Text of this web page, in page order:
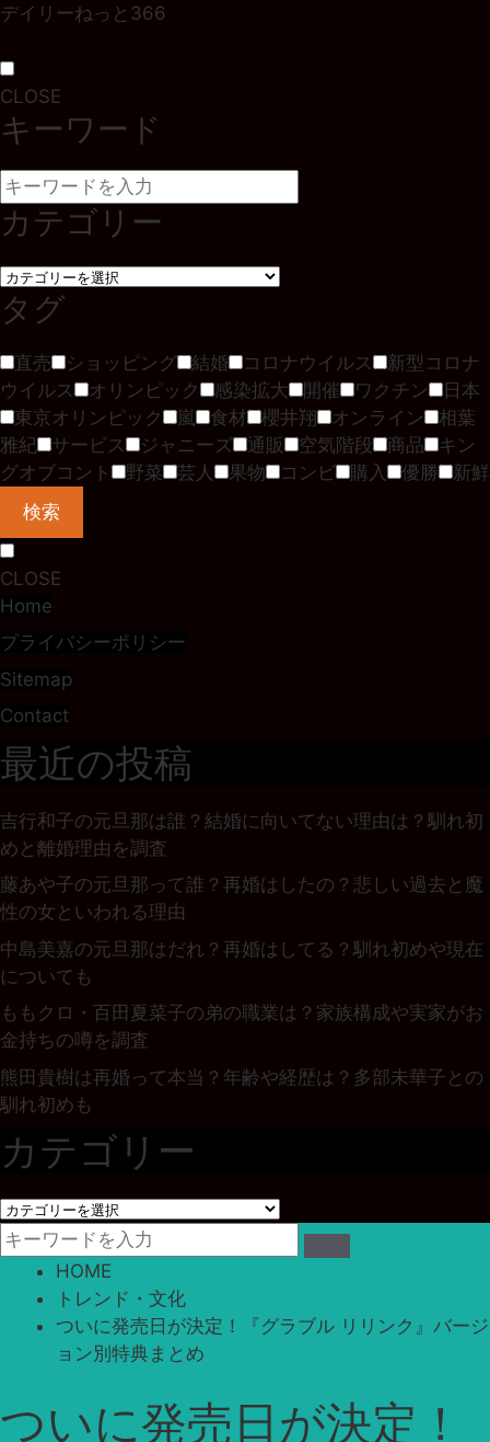
デイリーねっと366
CLOSE
キーワード
カテゴリー
タグ
直売 ショッピング 結婚 コロナウイルス
新型コロナ
ウイルス
オリンピック 感染拡大 開催 ワクチン
日本
東京オリンピック
嵐 食材 櫻井翔 オンライン
相葉
雅紀
サービス ジャニーズ 通販 空気階段 商品
キン
グオブコント
野菜 芸人 果物 コンビ 購入 優勝
新鮮
検索
CLOSE
Home
プライバシーポリシー
Sitemap
Contact
最近の投稿
吉行和子の元旦那は誰？結婚に向いてない理由は？馴れ初
めと離婚理由を調査
藤あや子の元旦那って誰？再婚はしたの？悲しい過去と魔
性の女といわれる理由
中島美嘉の元旦那はだれ？再婚はしてる？馴れ初めや現在
についても
ももクロ・百田夏菜子の弟の職業は？家族構成や実家がお
金持ちの噂を調査
熊田貴樹は再婚って本当？年齢や経歴は？多部未華子との
馴れ初めも
カテゴリー
カ
テ
ゴ
HOME
トレンド・文化
ついに発売日が決定！『グラブル リリンク』バージ
ョン別特典まとめ
ついに発売日が決定！